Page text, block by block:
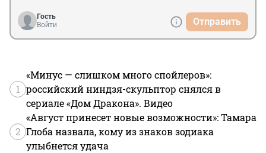
Гость
Войти
Отправить
1
«Минус — слишком много спойлеров»:
российский ниндзя-скульптор снялся в
сериале «Дом Дракона». Видео
2
«Август принесет новые возможности»: Тамара
Глоба назвала, кому из знаков зодиака
улыбнется удача